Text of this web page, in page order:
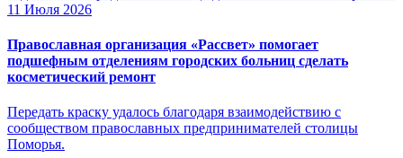
11 Июля 2026
Православная организация «Рассвет» помогает
подшефным отделениям городских больниц сделать
косметический ремонт
Передать краску удалось благодаря взаимодействию с
сообществом православных предпринимателей столицы
Поморья.